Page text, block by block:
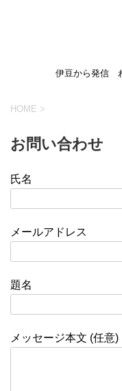
伊豆から発信
HOME >
お問い合わせ
氏名
メールアドレス
題名
メッセージ本文 (任意)